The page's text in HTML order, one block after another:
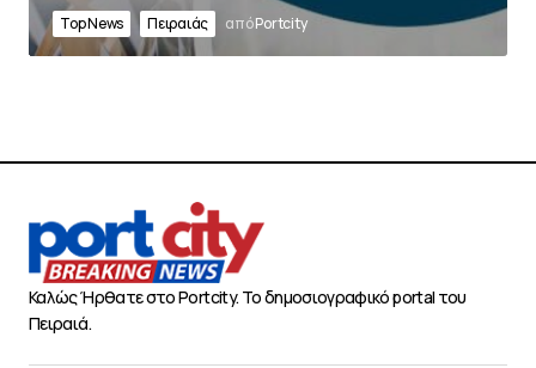
Top News Πειραιάς απόPortcity
Καλώς Ήρθατε στο Portcity. Το δημοσιογραφικό portal του
Πειραιά.